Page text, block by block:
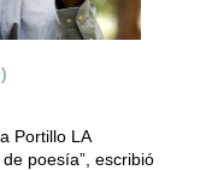
Portillo LA
poesía”, escribió